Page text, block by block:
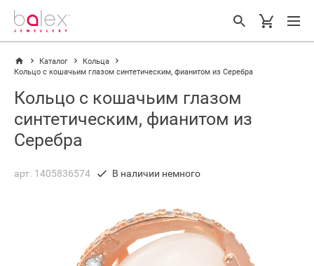
Каталог
Кольца
Кольцо с кошачьим глазом синтетическим, фианитом из Серебра
Кольцо с кошачьим глазом
синтетическим, фианитом из
Серебра
арт. 1405836574 В наличии немного